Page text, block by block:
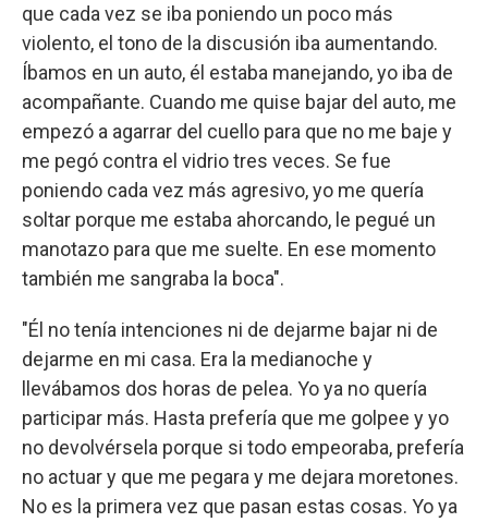
que cada vez se iba poniendo un poco más
violento, el tono de la discusión iba aumentando.
Íbamos en un auto, él estaba manejando, yo iba de
acompañante. Cuando me quise bajar del auto, me
empezó a agarrar del cuello para que no me baje y
me pegó contra el vidrio tres veces. Se fue
poniendo cada vez más agresivo, yo me quería
soltar porque me estaba ahorcando, le pegué un
manotazo para que me suelte. En ese momento
también me sangraba la boca".
"Él no tenía intenciones ni de dejarme bajar ni de
dejarme en mi casa. Era la medianoche y
llevábamos dos horas de pelea. Yo ya no quería
participar más. Hasta prefería que me golpee y yo
no devolvérsela porque si todo empeoraba, prefería
no actuar y que me pegara y me dejara moretones.
No es la primera vez que pasan estas cosas. Yo ya